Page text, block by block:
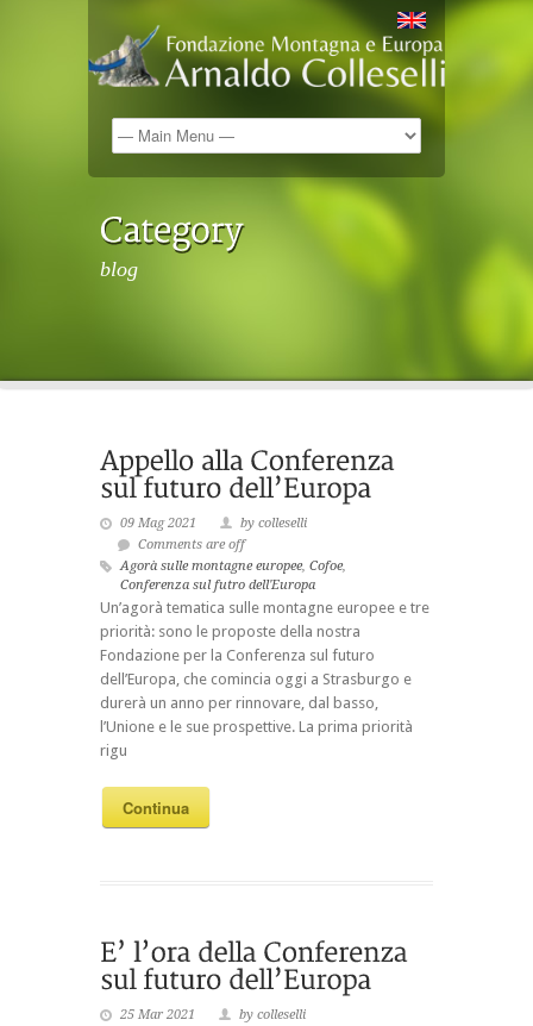
blog
09 Mag 2021
by colleselli
Comments are off
Agorà sulle montagne europee, Cofoe,
Conferenza sul futro dell'Europa
Un’agorà tematica sulle montagne europee e tre
priorità: sono le proposte della nostra
Fondazione per la Conferenza sul futuro
dell’Europa, che comincia oggi a Strasburgo e
durerà un anno per rinnovare, dal basso,
l’Unione e le sue prospettive. La prima priorità
rigu
Continua
25 Mar 2021
by colleselli